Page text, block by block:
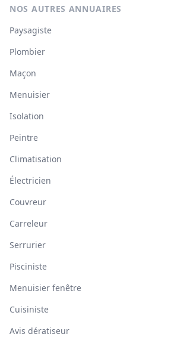
NOS AUTRES ANNUAIRES
Paysagiste
Plombier
Maçon
Menuisier
Isolation
Peintre
Climatisation
Électricien
Couvreur
Carreleur
Serrurier
Pisciniste
Menuisier fenêtre
Cuisiniste
Avis dératiseur